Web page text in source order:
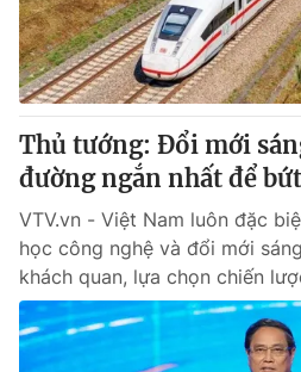
Sản phẩm
Thị trường
Tư vấn
Lịch phát sóng
Chuyên mục khác
Emagazine
Photo
Video
Thủ tướng: Đổi mới
đường ngắn nhất để
VTV.vn - Việt Nam luôn đặc
học công nghệ và đổi mới
khách quan, lựa chọn chiến